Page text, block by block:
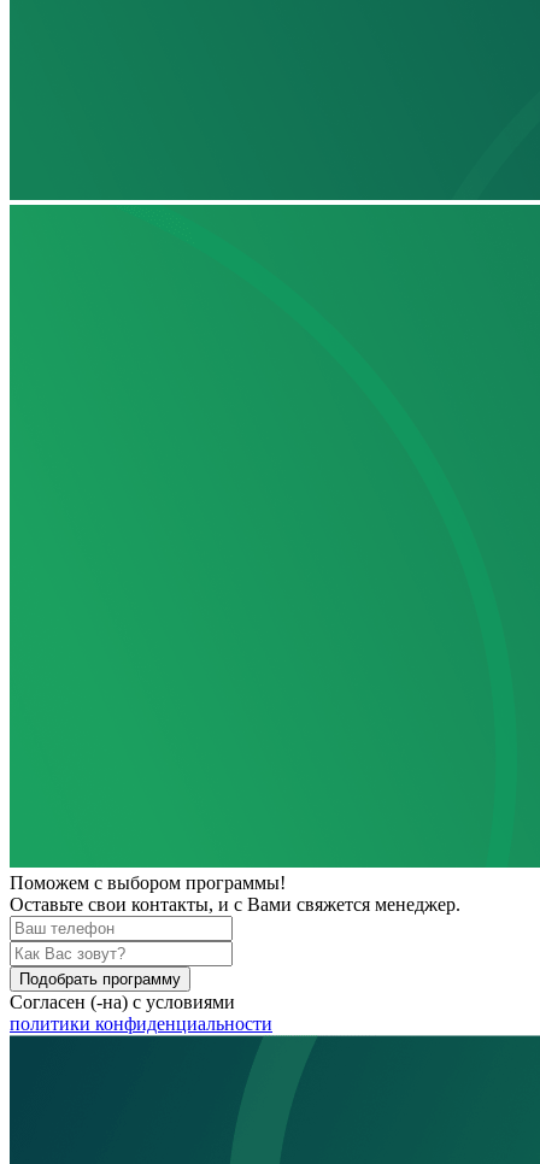
Поможем с выбором программы!
Оставьте свои контакты, и с Вами свяжется менеджер.
Подобрать программу
Согласен (-на) с условиями
политики конфиденциальности